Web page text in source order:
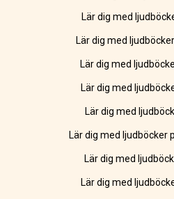
Lär dig med
Lär dig med
Lär dig med
Lär dig med
Lär dig med
Lär dig med ljudböcker
Lär dig med
Lär dig med